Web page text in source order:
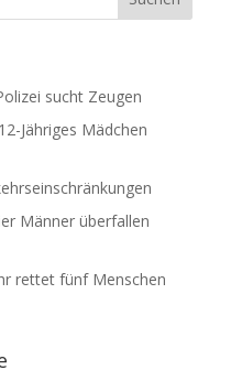
sucht Zeugen
Jähriges Mädchen
Männer überfallen
rettet fünf Menschen